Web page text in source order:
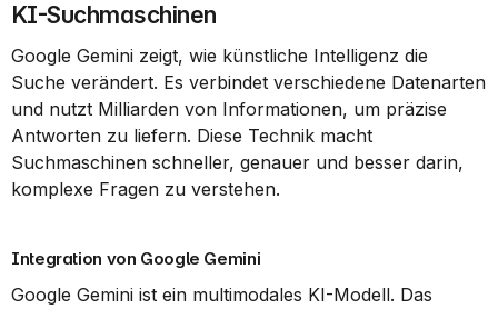
KI-Suchmaschinen
Google Gemini zeigt, wie künstliche Intelligenz die
Suche verändert. Es verbindet verschiedene Datenarten
und nutzt Milliarden von Informationen, um präzise
Antworten zu liefern. Diese Technik macht
Suchmaschinen schneller, genauer und besser darin,
komplexe Fragen zu verstehen.
Integration von Google Gemini
Google Gemini ist ein multimodales KI-Modell. Das